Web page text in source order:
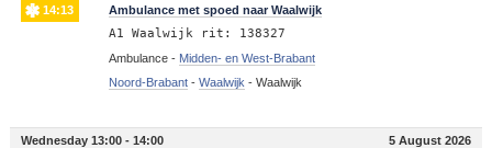
14:13 Ambulance met spoed naar Waalwijk
A1 Waalwijk rit: 138327
Ambulance - Midden- en West-Brabant
Noord-Brabant- Waalwijk - Waalwijk
Wednesday 13:00 - 14:00 5 August 2026